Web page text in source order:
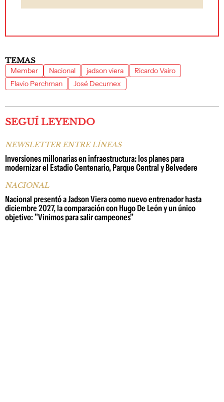
TEMAS
Member Nacional jadson viera
Ricardo Vairo
Flavio Perchman
José Decurnex
SEGUÍ LEYENDO
NEWSLETTER ENTRE LÍNEAS
Inversiones millonarias en infraestructura: los planes para
modernizar el Estadio Centenario, Parque Central y Belvedere
NACIONAL
Nacional presentó a Jadson Viera como nuevo entrenador hasta
diciembre 2027, la comparación con Hugo De León y un único
objetivo: "Vinimos para salir campeones"